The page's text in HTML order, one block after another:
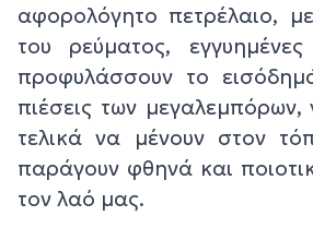
αφορολόγητο πετρέλαιο,
του ρεύματος,
προφυλάσσουν το
πιέσεις των
τελικά να μένουν στον
παράγουν φθηνά και
τον λαό μας.